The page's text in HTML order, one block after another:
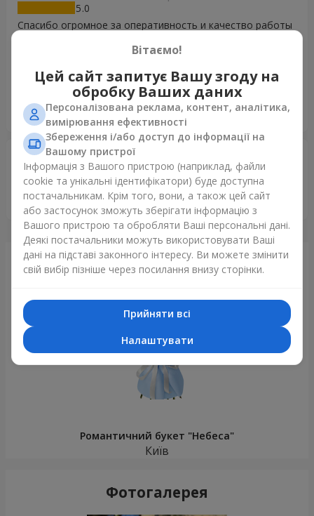
5
Спасибо огромное за оперативность и качество работы
компании, у нас получилось поздравить маму с юбилеем,
не смотря на то, что мы разделены океаном. Отдельное
спасибо пану доставщику за вежливость, безупречность
манер и искреннее внимание - маме было от души
приятно!
Виктория 19.12.2016
5
Spasibo Vam bolsoe . Vtoroj raz obratilas i dymau ne
poslednij :-)
Щойно доставили
Романтичний букет "Небеса"
Київ
Фотогалерея
Вітаємо!
Цей сайт запитує Вашу згоду на
обробку Ваших даних
Персоналізована реклама, контент, аналітика,
вимірювання ефективності
Збереження і/або доступ до інформації на
Вашому пристрої
Інформація з Вашого пристрою (наприклад, файли
cookie та унікальні ідентифікатори) буде доступна
постачальникам. Крім того, вони, а також цей сайт
або застосунок зможуть зберігати інформацію з
Вашого пристрою та обробляти Ваші персональні дані.
Деякі постачальники можуть використовувати Ваші
дані на підставі законного інтересу. Ви можете змінити
свій вибір пізніше через посилання внизу сторінки.
Прийняти всі
Налаштувати